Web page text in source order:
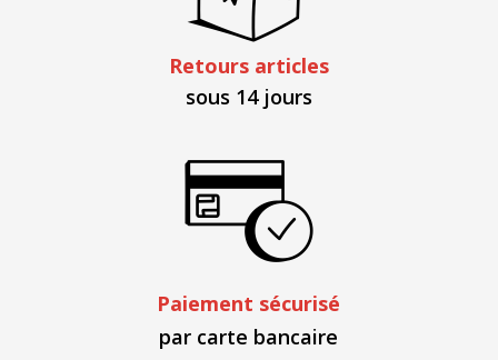
Retours articles
sous 14 jours
Paiement sécurisé
par carte bancaire